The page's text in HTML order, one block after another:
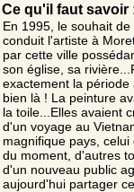
Ce qu'il faut savoir
En 1995, le souhait
conduit l'artiste à
par cette ville
son église, sa
exactement la
bien là ! La peinture
la toile...Elles avaient
d'un voyage au
magnifique pays,
du moment, d'autres
d'un nouveau public
aujourd'hui partager